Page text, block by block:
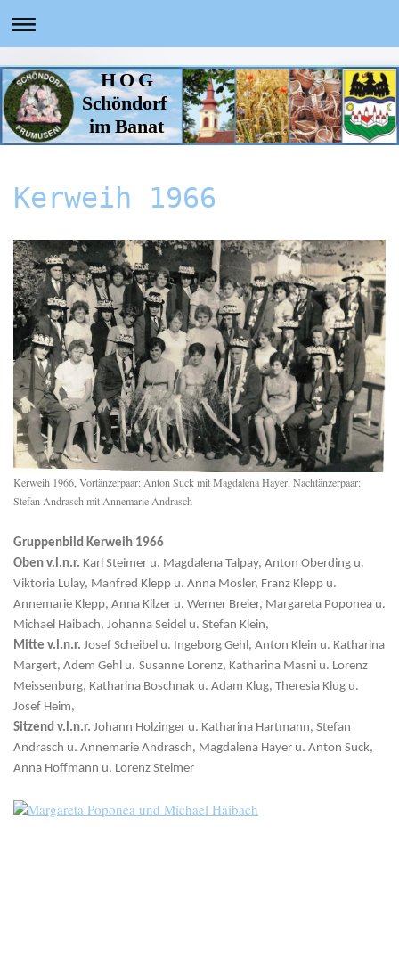
H O G
Schöndorf
im Banat
Kerweih 1966
Kerweih 1966, Vortänzerpaar: Anton Suck mit Magdalena Hayer, Nachtänzerpaar:
Stefan Andrasch mit Annemarie Andrasch
Gruppenbild Kerweih 1966
Oben v.l.n.r. Karl Steimer u. Magdalena Talpay, Anton Oberding u.
Viktoria Lulay, Manfred Klepp u. Anna Mosler, Franz Klepp u.
Annemarie Klepp, Anna Kilzer u. Werner Breier, Margareta Poponea u.
Michael Haibach, Johanna Seidel u. Stefan Klein,
Mitte v.l.n.r. Josef Scheibel u. Ingeborg Gehl, Anton Klein u. Katharina
Margert, Adem Gehl u. Susanne Lorenz, Katharina Masni u. Lorenz
Meissenburg, Katharina Boschnak u. Adam Klug, Theresia Klug u.
Josef Heim,
Sitzend v.l.n.r. Johann Holzinger u. Katharina Hartmann, Stefan
Andrasch u. Annemarie Andrasch, Magdalena Hayer u. Anton Suck,
Anna Hoffmann u. Lorenz Steimer